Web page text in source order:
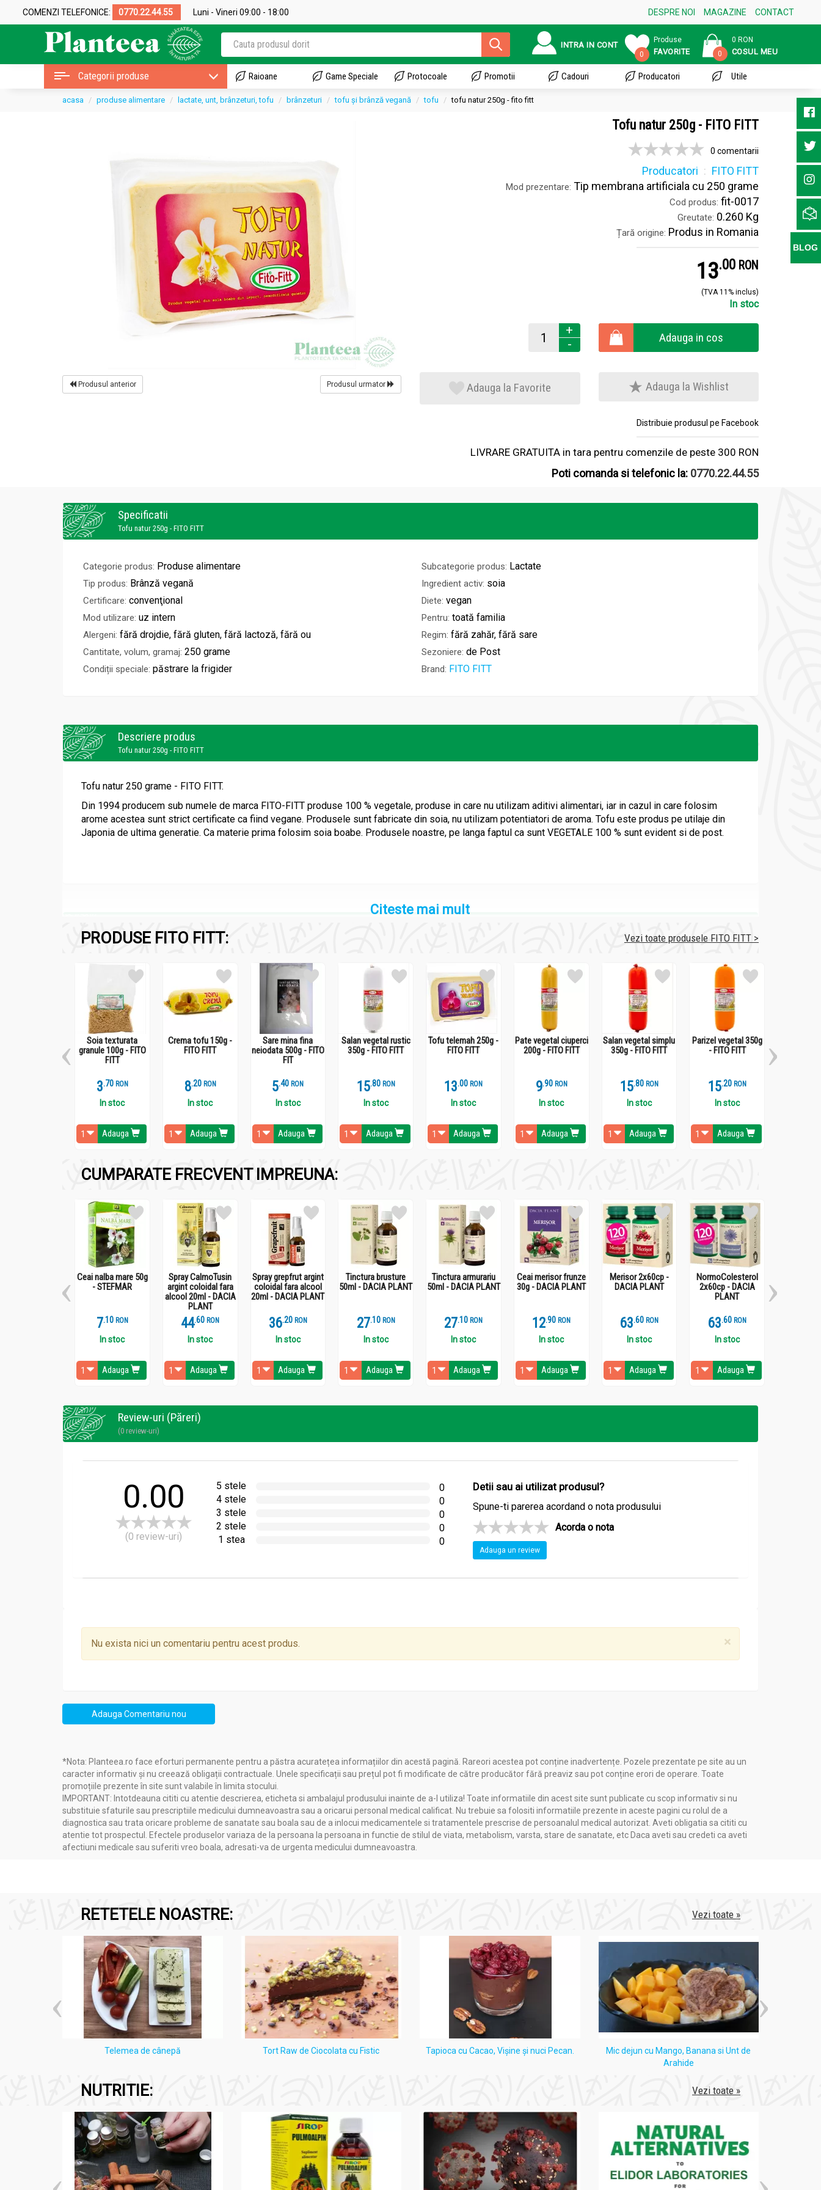
COMENZI TELEFONICE: 0770.22.44.55 Luni - Vineri 09:00 - 18:00 DESPRE NOI MAGAZINE CONTACT
INTRA IN CONT
0
Produse
FAVORITE 0
0 RON
COSUL MEU
Categorii produse Raioane Game Speciale Protocoale Promotii Cadouri Producatori Utile
acasa produse alimentare lactate, unt, brânzeturi, tofu brânzeturi tofu și brânză vegană tofu tofu natur 250g - fito fitt
Produsul anterior Produsul urmator
Tofu natur 250g - FITO FITT
0 comentarii
Producatori FITO FITT
Mod prezentare: Tip membrana artificiala cu 250 grame
Cod produs: fit-0017
Greutate: 0.260 Kg
Țară origine: Produs in Romania
13.0 RON
(TVA 11% inclus)
In stoc
+
-
Adauga in cos
Adauga la Favorite Adauga la Wishlist
Distribuie produsul pe Facebook
LIVRARE GRATUITA in tara pentru comenzile de peste 300 RON
Poti comanda si telefonic la: 0770.22.44.55
Specificatii
Tofu natur 250g - FITO FITT
Categorie produs: Produse alimentare Subcategorie produs: Lactate
Tip produs: Brânză vegană Ingredient activ: soia
Certificare: convenţional Diete: vegan
Mod utilizare: uz intern Pentru: toată familia
Alergeni: fără drojdie, fără gluten, fără lactoză, fără ou Regim: fără zahăr, fără sare
Cantitate, volum, gramaj: 250 grame Sezoniere: de Post
Condiții speciale: păstrare la frigider Brand: FITO FITT
Descriere produs
Tofu natur 250g - FITO FITT
Tofu natur 250 grame - FITO FITT.
Din 1994 producem sub numele de marca FITO-FITT produse 100 % vegetale, produse in care nu utilizam aditivi alimentari, iar in cazul in care folosim
arome acestea sunt strict certificate ca fiind vegane. Produsele sunt fabricate din soia, nu utilizam potentiatori de aroma. Tofu este produs pe utilaje din
Japonia de ultima generatie. Ca materie prima folosim soia boabe. Produsele noastre, pe langa faptul ca sunt VEGETALE 100 % sunt evident si de post.
Tofu natur 250g - FITO FITT
Soia boabe.
Recomandari
Tofu natur 250g - FITO FITT
Administrare
Tofu natur 250g - FITO FITT
A SE CONSUMA :vezi retete de tofu.Ca atare are un gust fad.
Citeste mai mult
PRODUSE FITO FITT: Vezi toate produsele FITO FITT >
Soia texturata
granule 100g - FITO
FITT
3.7 RON
In stoc
Adauga
Crema tofu 150g -
FITO FITT
8.2 RON
In stoc
Adauga
Sare mina fina
neiodata 500g - FITO
FIT
5.4 RON
In stoc
Adauga
Salan vegetal rustic
350g - FITO FITT
15.8 RON
In stoc
Adauga
Tofu telemah 250g -
FITO FITT
13.0 RON
In stoc
Adauga
Pate vegetal ciuperci
200g - FITO FITT
9.9 RON
In stoc
Adauga
Salan vegetal simplu
350g - FITO FITT
15.8 RON
In stoc
Adauga
Parizel vegetal 350g
- FITO FITT
15.2 RON
In stoc
Adauga
CUMPARATE FRECVENT IMPREUNA:
Ceai nalba mare 50g
- STEFMAR
7.1 RON
In stoc
Adauga
Spray CalmoTusin
argint coloidal fara
alcool 20ml - DACIA
PLANT
44.6 RON
In stoc
Adauga
Spray grepfrut argint
coloidal fara alcool
20ml - DACIA PLANT
36.2 RON
In stoc
Adauga
Tinctura brusture
50ml - DACIA PLANT
27.1 RON
In stoc
Adauga
Tinctura armurariu
50ml - DACIA PLANT
27.1 RON
In stoc
Adauga
Ceai merisor frunze
30g - DACIA PLANT
12.9 RON
In stoc
Adauga
Merisor 2x60cp -
DACIA PLANT
63.6 RON
In stoc
Adauga
NormoColesterol
2x60cp - DACIA
PLANT
63.6 RON
In stoc
Adauga
Review-uri (Păreri)
(0 review-uri)
0.00
(0 review-uri)
5 stele
0
4 stele
0
3 stele
0
2 stele
0
1 stea
0
Detii sau ai utilizat produsul?
Spune-ti parerea acordand o nota produsului
Acorda o nota
Adauga un review
×
Nu exista nici un comentariu pentru acest produs.
Adauga Comentariu nou
*Nota: Planteea.ro face eforturi permanente pentru a păstra acuratețea informațiilor din acestă pagină. Rareori acestea pot conține inadvertențe. Pozele prezentate pe site au un
caracter informativ și nu creează obligații contractuale. Unele specificații sau prețul pot fi modificate de către producător fără preaviz sau pot conține erori de operare. Toate
promoțiile prezente în site sunt valabile în limita stocului.
IMPORTANT: Intotdeauna cititi cu atentie descrierea, eticheta si ambalajul produsului inainte de a-l utiliza! Toate informatiile din acest site sunt publicate cu scop informativ si nu
substituie sfaturile sau prescriptiile medicului dumneavoastra sau a oricarui personal medical calificat. Nu trebuie sa folositi informatiile prezente in aceste pagini cu rolul de a
diagnostica sau trata oricare probleme de sanatate sau boala sau de a inlocui medicamentele si tratamentele prescrise de persoanalul medical autorizat. Aveti obligatia sa cititi cu
atentie tot prospectul. Efectele produselor variaza de la persoana la persoana in functie de stilul de viata, metabolism, varsta, stare de sanatate, etc Daca aveti sau credeti ca aveti
afectiuni medicale sau suferiti vreo boala, adresati-va de urgenta medicului dumneavoastra.
RETETELE NOASTRE: Vezi toate »
Telemea de cânepă Tort Raw de Ciocolata cu Fistic Tapioca cu Cacao, Vişine şi nuci Pecan.
Mic dejun cu Mango, Banana si Unt de
Arahide
NUTRITIE: Vezi toate »
BLOG